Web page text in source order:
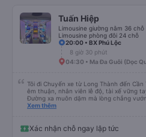
Tuấn Hiệp
Limousine giường nằm 36 chỗ
Limousine phòng đôi 24 chỗ
20:00 • BX Phú Lộc
8 giờ 30 phút
04:30 • Ma Đa Guôi (Dọc
Tôi đi Chuyến xe từ Long Thành đến
êm thuận, nhân viên lễ độ, tài xế vững tay quả thật khiến tôi an tâm, mãn
Đường xa muôn dặm mà lòng chẳng
nghiêm cẩn, hiếm thấy giữa thời buổi kim
Xem thêm
Xác nhận chỗ ngay lập tức